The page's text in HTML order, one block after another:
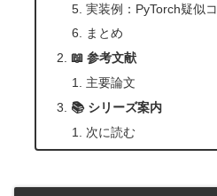
実装例：PyTorch疑似
まとめ
📖 参考文献
主要論文
📚 シリーズ案内
次に読む